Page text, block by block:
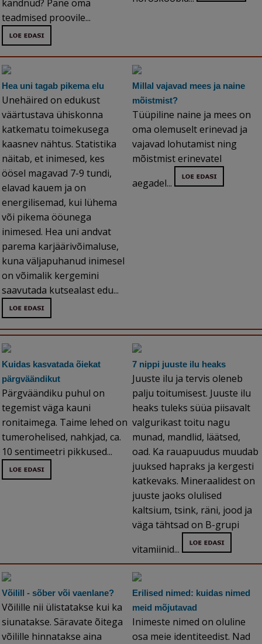
kandnud? Pane oma
teadmised proovile...
Hea uni tagab pikema elu
Unehäired on edukust
väärtustava ühiskonna
katkematu toimekusega
kaasnev nähtus. Statistika
näitab, et inimesed, kes
öösel magavad 7-9 tundi,
elavad kauem ja on
energilisemad, kui lühema
või pikema ööunega
inimesed. Hea uni andvat
parema karjäärivõimaluse,
kuna väljapuhanud inimesel
on võimalik kergemini
saavutada kutsealast edu...
Millal vajavad mees ja naine
mõistmist?
Tüüpiline naine ja mees on
oma olemuselt erinevad ja
vajavad lohutamist ning
mõistmist erinevatel
aegadel...
Kuidas kasvatada õiekat
pärgväändikut
Pärgväändiku puhul on
tegemist väga kauni
ronitaimega. Taime lehed on
tumerohelised, nahkjad, ca.
10 sentimeetri pikkused...
7 nippi juuste ilu heaks
Juuste ilu ja tervis oleneb
palju toitumisest. Juuste ilu
heaks tuleks süüa piisavalt
valgurikast toitu nagu
munad, mandlid, läätsed,
oad. Ka rauapuudus muudab
juuksed hapraks ja kergesti
katkevaks. Mineraalidest on
juuste jaoks olulised
kaltsium, tsink, räni, jood ja
väga tähtsad on B-grupi
vitamiinid...
Võilill - sõber või vaenlane?
Võilille nii ülistatakse kui ka
siunatakse. Säravate õitega
võilille hinnatakse aina
Erilised nimed: kuidas nimed
meid mõjutavad
Inimeste nimed on oluline
osa meie identiteedist. Nad